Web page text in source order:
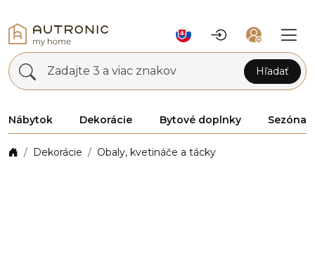
Zadajte 3 a viac znakov Hľadať
Nábytok Dekorácie Bytové doplnky Sezóna
Dekorácie Obaly, kvetináče a tácky